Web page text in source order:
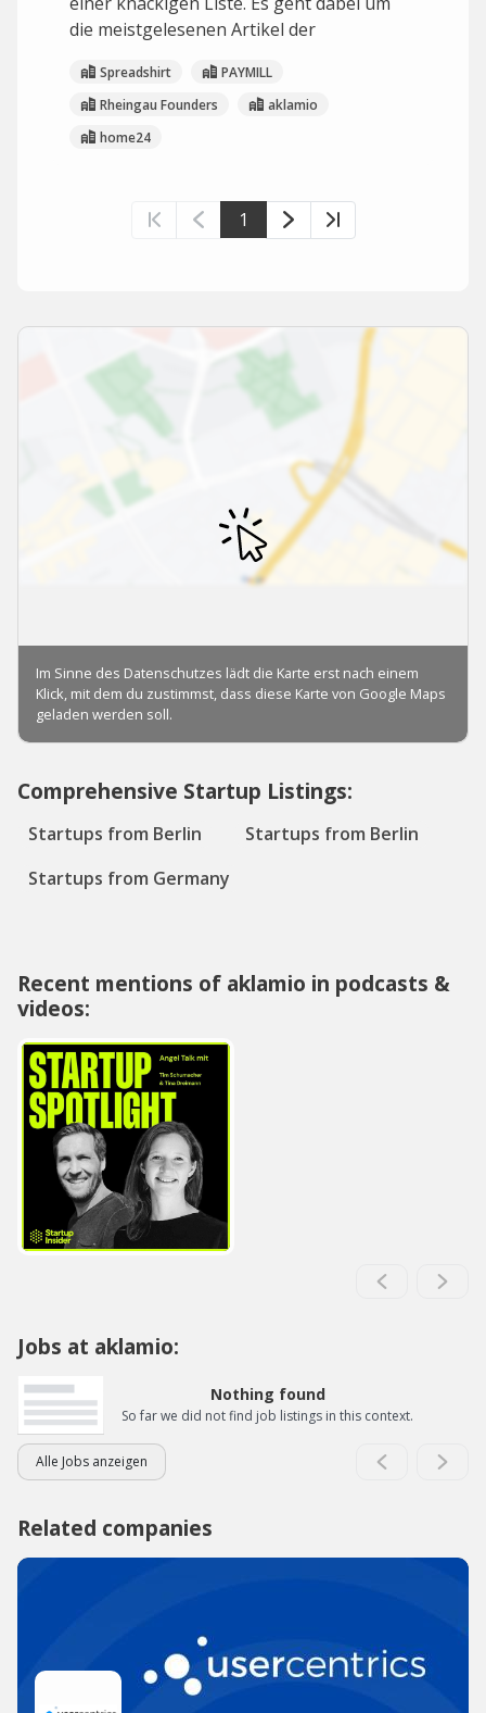
die meistgelesenen Artikel der
Spreadshirt
PAYMILL
Rheingau Founders
aklamio
home24
1
Comprehensive Startup Listings:
Startups from Berlin
Startups from Berlin
Startups from Germany
Recent mentions of aklamio in podcasts &
videos:
Jobs at aklamio:
Nothing found
So far we did not find job listings in this context.
Alle Jobs anzeigen
Related companies